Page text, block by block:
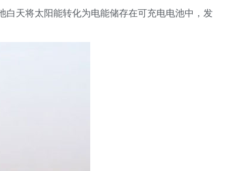
白天将太阳能转化为电能储存在可充电电池中，发